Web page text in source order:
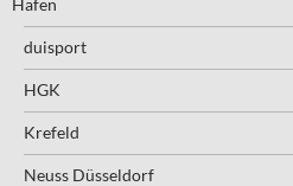
Häfen
duisport
HGK
Krefeld
Neuss Düsseldorf